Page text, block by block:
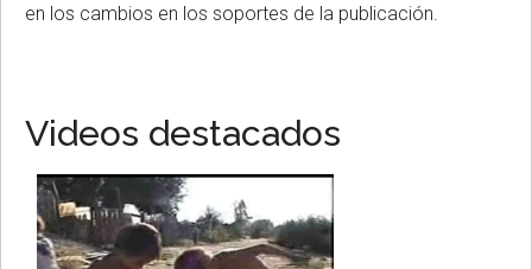
en los cambios en los soportes de la publicación.
Videos destacados